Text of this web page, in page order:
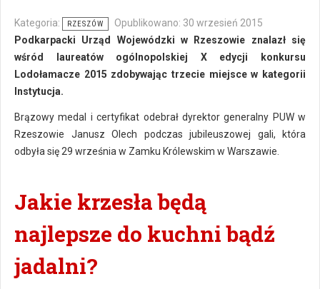
Kategoria: RZESZÓW
Opublikowano: 30 wrzesień 2015
Podkarpacki Urząd Wojewódzki w Rzeszowie znalazł się
wśród laureatów ogólnopolskiej X edycji konkursu
Lodołamacze 2015 zdobywając trzecie miejsce w kategorii
Instytucja.
Brązowy medal i certyfikat odebrał dyrektor generalny PUW w
Rzeszowie Janusz Olech podczas jubileuszowej gali, która
odbyła się 29 września w Zamku Królewskim w Warszawie.
Jakie krzesła będą
najlepsze do kuchni bądź
jadalni?